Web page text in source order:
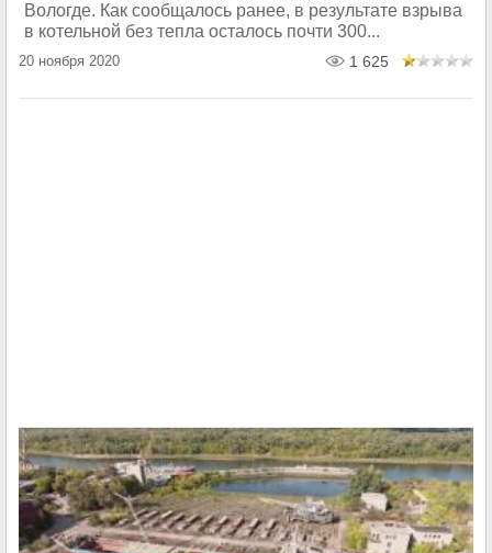
Вологде. Как сообщалось ранее, в результате взрыва
в котельной без тепла осталось почти 300...
20 ноября 2020 1 625